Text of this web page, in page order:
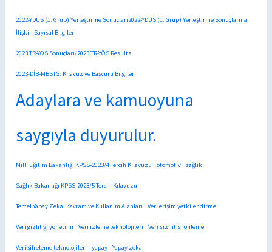
2022-YDUS (1. Grup) Yerleştirme Sonuçları2022-YDUS (1. Grup) Yerleştirme Sonuçlarına
İlişkin Sayısal Bilgiler
2023 TR-YÖS Sonuçları/2023 TR-YÖS Results
2023-DİB-MBSTS: Kılavuz ve Başvuru Bilgileri
Adaylara ve kamuoyuna
saygıyla duyurulur.
Millî Eğitim Bakanlığı KPSS-2023/4 Tercih Kılavuzu otomotiv sağlık
Sağlık Bakanlığı KPSS-2023/5 Tercih Kılavuzu
Temel Yapay Zeka: Kavram ve Kullanım Alanları Veri erişim yetkilendirme
Veri gizliliği yönetimi Veri izleme teknolojileri Veri sızıntısı önleme
Veri şifreleme teknolojileri yapay Yapay zeka